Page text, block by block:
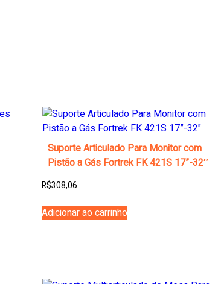
Suporte Articulado Para Monitor com
Pistão a Gás Fortrek FK 421S 17”-32″
R$308,06
Adicionar ao carrinho